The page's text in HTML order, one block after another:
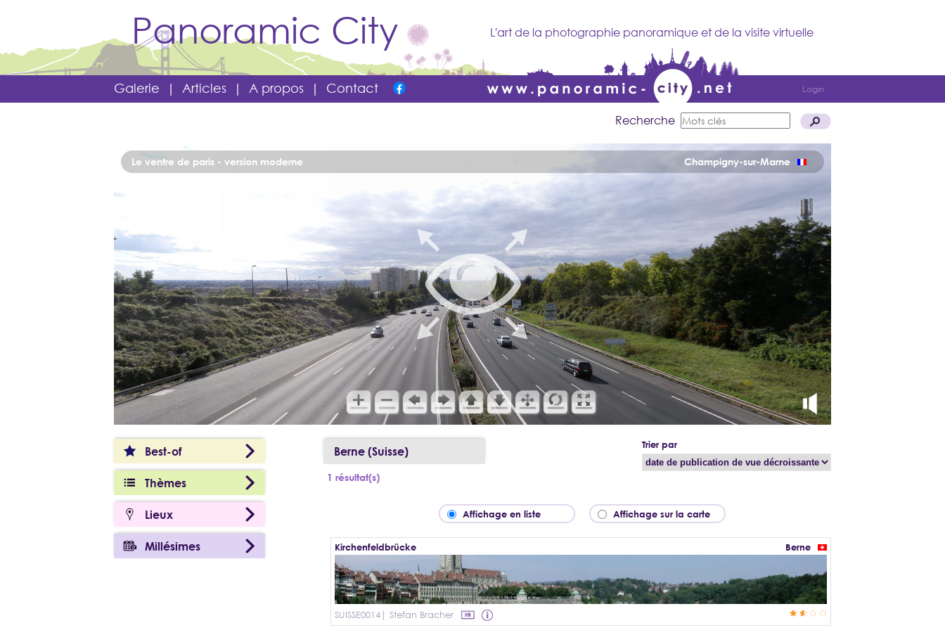
Panoramic City L'art de la photographie panoramique et de la visite virtuelle
Galerie | Articles | A propos | Contact Login
Recherche
Best-of
Thèmes
Lieux
Millésimes
Berne (Suisse)
1 résultat(s)
Trier par
Affichage en liste Affichage sur la carte
Kirchenfeldbrücke Berne
SUISSE0014 | Stefan Bracher